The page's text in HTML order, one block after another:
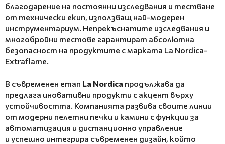
благодарение на постоянни изследвания и тестване
от технически екип, използващ най-модерен
инструментариум. Непрекъснатите изследвания и
многобройни тестове гарантират абсолютна
безопасност на продуктите с марката La Nordica-
Extraflame.
В съвременен етап La Nordica продължава да
предлага иновативни продукти с акцент върху
устойчивостта. Компанията развива своите линии
от модерни пелетни печки и камини с функции за
автоматизация и дистанционно управление
и успешно интегрира съвременен дизайн, който